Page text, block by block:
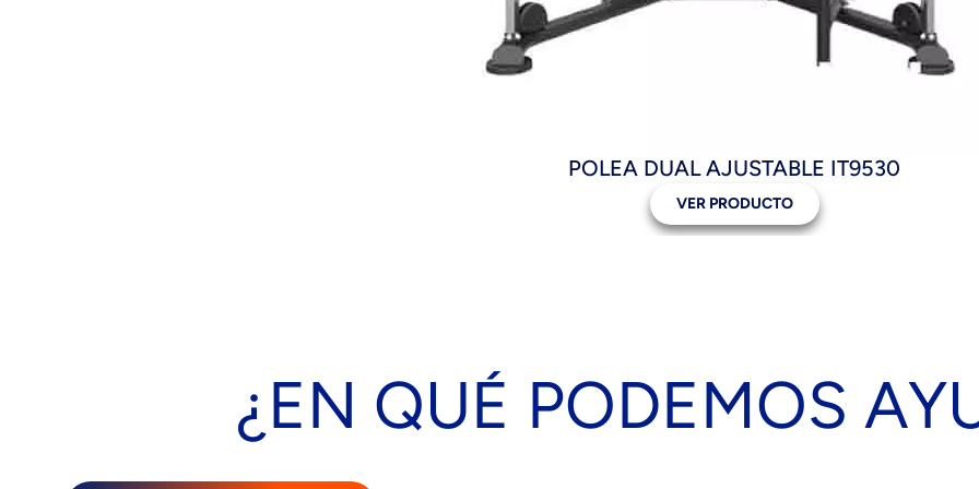
POLEA DUAL AJUSTABLE IT9530
VER PRODUCTO
¿EN QUÉ PODEMOS